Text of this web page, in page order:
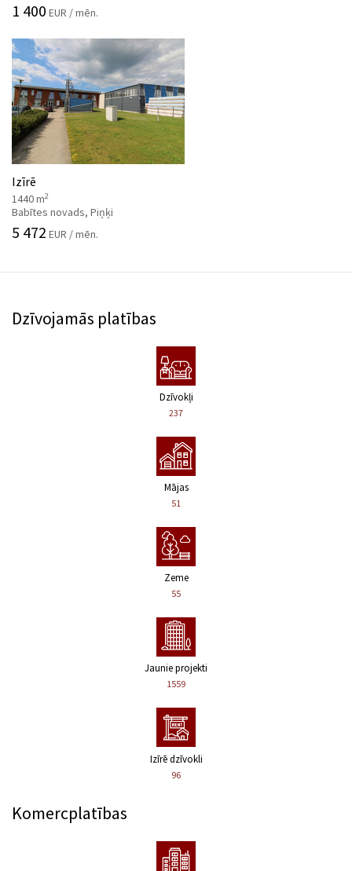
1 400 EUR / mēn.
Izīrē
1440 m2
Babītes novads, Piņķi
5 472 EUR / mēn.
Dzīvojamās platības
Dzīvokļi
237
Mājas
51
Zeme
55
Jaunie projekti
1559
Izīrē dzīvokli
96
Komercplatības